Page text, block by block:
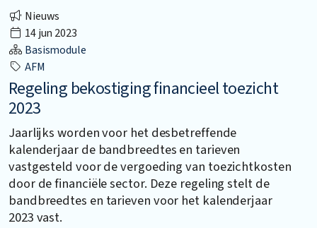
Nieuws
14 jun 2023
Basismodule
AFM
Regeling bekostiging financieel toezicht
2023
Jaarlijks worden voor het desbetreffende
kalenderjaar de bandbreedtes en tarieven
vastgesteld voor de vergoeding van toezichtkosten
door de financiële sector. Deze regeling stelt de
bandbreedtes en tarieven voor het kalenderjaar
2023 vast.